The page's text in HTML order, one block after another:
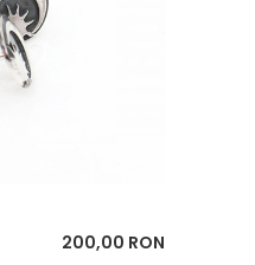
Pret
200,00 RON